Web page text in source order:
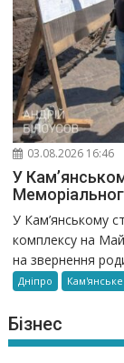
03.08.2026 16:46
У
У Кам’янському
комплексу на
на звернення
Дніпро Кам'янське
Бізнес